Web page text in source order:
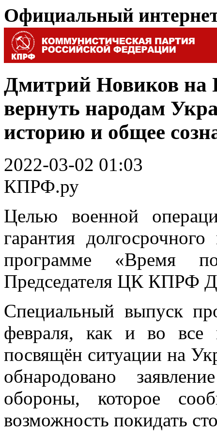
Официальный
Дмитрий Новиков на
вернуть народам
историю и общее
2022-03-02 01:03
КПРФ.ру
Целью военной
гарантия
программе «Время
Председателя ЦК КПРФ
Специальный выпуск
февраля, как и во все
посвящён ситуации на
обнародовано
обороны, которое
возможность покидать